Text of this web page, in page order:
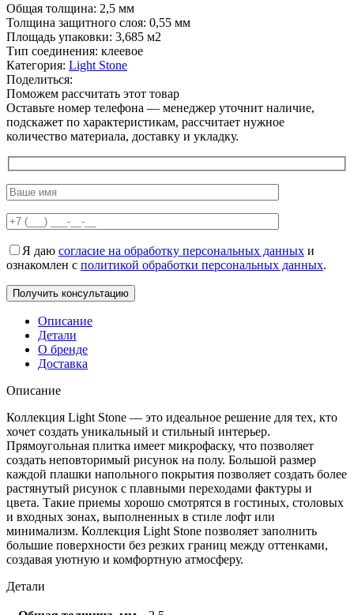
Общая толщина: 2,5 мм
Толщина защитного слоя: 0,55 мм
Площадь упаковки: 3,685 м2
Тип соединения: клеевое
Категория: Light Stone
Поделиться:
Поможем рассчитать этот товар
Оставьте номер телефона — менеджер уточнит наличие,
подскажет по характеристикам, рассчитает нужное
количество материала, доставку и укладку.
Я даю согласие на обработку персональных данных и
ознакомлен с политикой обработки персональных данных.
Описание
Детали
О бренде
Доставка
Описание
Коллекция Light Stone — это идеальное решение для тех, кто
хочет создать уникальный и стильный интерьер.
Прямоугольная плитка имеет микрофаску, что позволяет
создать неповторимый рисунок на полу. Большой размер
каждой плашки напольного покрытия позволяет создать более
растянутый рисунок с плавными переходами фактуры и
цвета. Такие приемы хорошо смотрятся в гостиных, столовых
и входных зонах, выполненных в стиле лофт или
минимализм. Коллекция Light Stone позволяет заполнить
большие поверхности без резких границ между оттенками,
создавая уютную и комфортную атмосферу.
Детали